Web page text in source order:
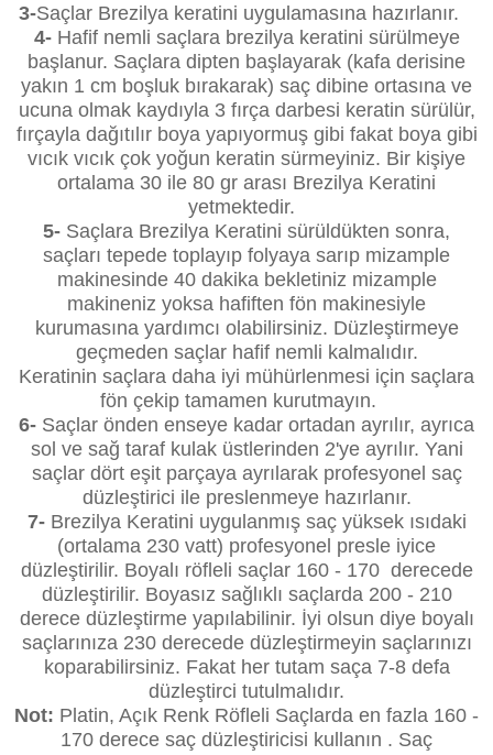
3-Saçlar Brezilya keratini uygulamasına hazırlanır.
4- Hafif nemli saçlara brezilya keratini sürülmeye
başlanur. Saçlara dipten başlayarak (kafa derisine
yakın 1 cm boşluk bırakarak) saç dibine ortasına ve
ucuna olmak kaydıyla 3 fırça darbesi keratin sürülür,
fırçayla dağıtılır boya yapıyormuş gibi fakat boya gibi
vıcık vıcık çok yoğun keratin sürmeyiniz. Bir kişiye
ortalama 30 ile 80 gr arası Brezilya Keratini
yetmektedir.
5- Saçlara Brezilya Keratini sürüldükten sonra,
saçları tepede toplayıp folyaya sarıp mizample
makinesinde 40 dakika bekletiniz mizample
makineniz yoksa hafiften fön makinesiyle
kurumasına yardımcı olabilirsiniz. Düzleştirmeye
geçmeden saçlar hafif nemli kalmalıdır.
Keratinin saçlara daha iyi mühürlenmesi için saçlara
fön çekip tamamen kurutmayın.
6- Saçlar önden enseye kadar ortadan ayrılır, ayrıca
sol ve sağ taraf kulak üstlerinden 2'ye ayrılır. Yani
saçlar dört eşit parçaya ayrılarak profesyonel saç
düzleştirici ile preslenmeye hazırlanır.
7- Brezilya Keratini uygulanmış saç yüksek ısıdaki
(ortalama 230 vatt) profesyonel presle iyice
düzleştirilir. Boyalı röfleli saçlar 160 - 170 derecede
düzleştirilir. Boyasız sağlıklı saçlarda 200 - 210
derece düzleştirme yapılabilinir. İyi olsun diye boyalı
saçlarınıza 230 derecede düzleştirmeyin saçlarınızı
koparabilirsiniz. Fakat her tutam saça 7-8 defa
düzleştirci tutulmalıdır.
Not: Platin, Açık Renk Röfleli Saçlarda en fazla 160 -
170 derece saç düzleştiricisi kullanın . Saç